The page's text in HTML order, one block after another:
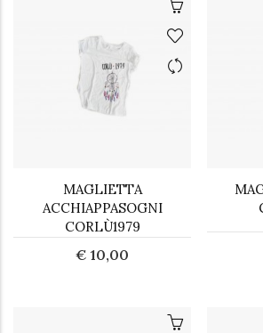
MAGLIETTA
ACCHIAPPASOGNI
CORLÙ1979
€ 10,00